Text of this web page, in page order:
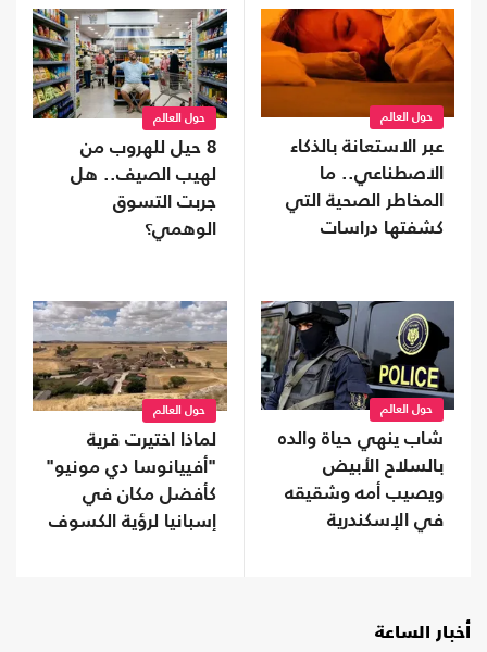
حول العالم
عبر الاستعانة بالذكاء
الاصطناعي.. ما
المخاطر الصحية التي
كشفتها دراسات
حول العالم
8 حيل للهروب من
لهيب الصيف.. هل
جربت التسوق
الوهمي؟
حول العالم
شاب ينهي حياة والده
بالسلاح الأبيض
ويصيب أمه وشقيقه
في الإسكندرية
حول العالم
لماذا اختيرت قرية
"أفييانوسا دي مونيو"
كأفضل مكان في
إسبانيا لرؤية الكسوف
أخبار الساعة